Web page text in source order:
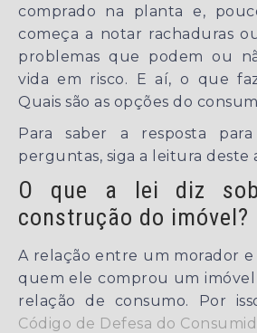
comprado na planta e,
começa a notar rachaduras
problemas que podem ou
vida em risco. E aí, o que
Quais são as opções do
Para saber a resposta
perguntas, siga a leitura deste
O que a lei diz
construção do imóvel?
A relação entre um morador
quem ele comprou um
relação de consumo. Por
Código de Defesa do